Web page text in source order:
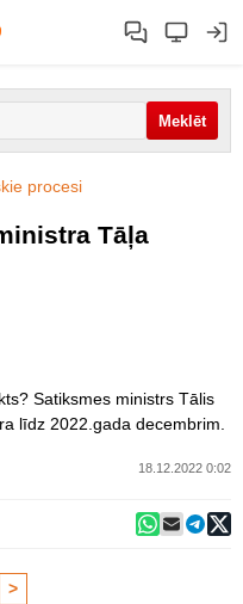
procesi
Tāļa
Satiksmes ministrs Tālis
līdz 2022.gada decembrim.
18.12.2022 0:02
>